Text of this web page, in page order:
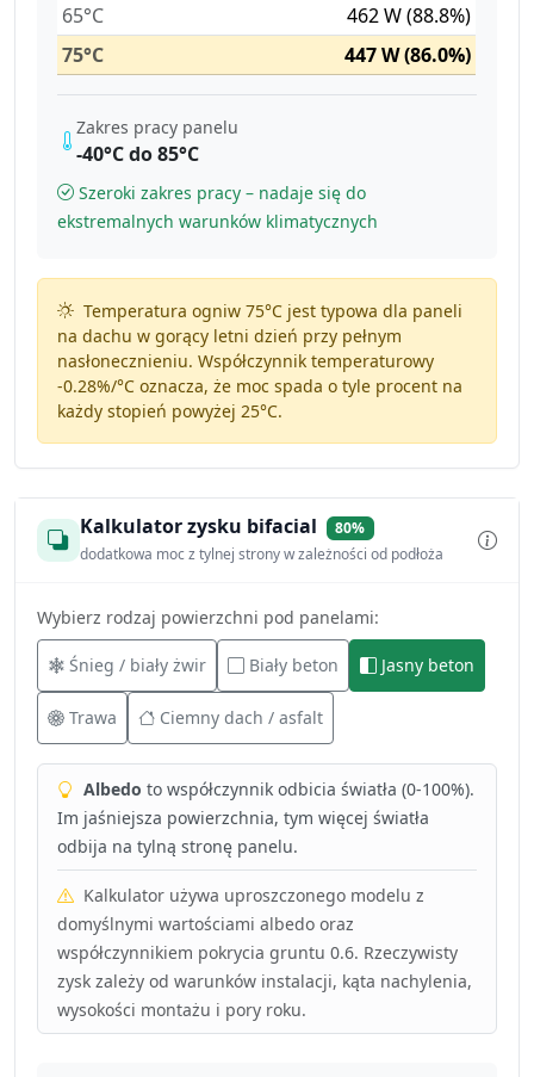
65°C
462 W (88.8%)
75°C
447 W (86.0%)
Zakres pracy panelu
-40°C do 85°C
Szeroki zakres pracy – nadaje się do
ekstremalnych warunków klimatycznych
Temperatura ogniw 75°C jest typowa dla paneli
na dachu w gorący letni dzień przy pełnym
nasłonecznieniu. Współczynnik temperaturowy
-0.28%/°Coznacza, że moc spada o tyle procent na
każdy stopień powyżej 25°C.
Kalkulator zysku bifacial
80%
dodatkowa moc z tylnej strony w zależności od podłoża
Wybierz rodzaj powierzchni pod panelami:
Śnieg / biały żwir Biały beton Jasny beton
Trawa Ciemny dach / asfalt
Albedo to współczynnik odbicia światła (0-100%).
Im jaśniejsza powierzchnia, tym więcej światła
odbija na tylną stronę panelu.
Kalkulator używa uproszczonego modelu z
domyślnymi wartościami albedo oraz
współczynnikiem pokrycia gruntu 0.6. Rzeczywisty
zysk zależy od warunków instalacji, kąta nachylenia,
wysokości montażu i pory roku.